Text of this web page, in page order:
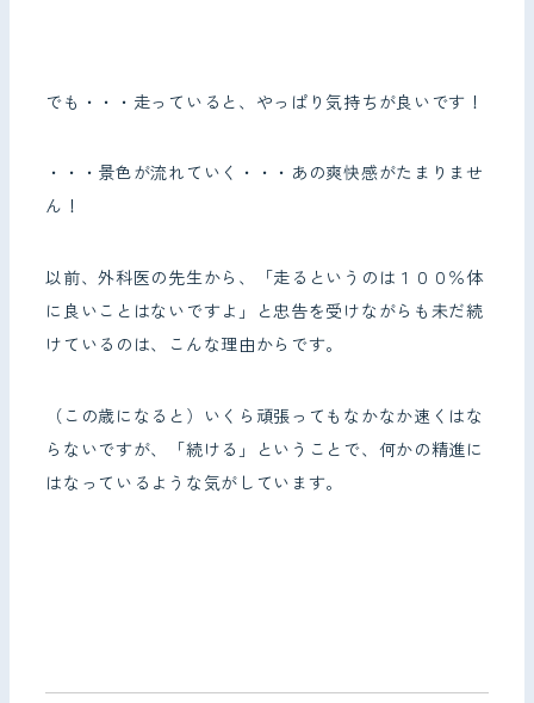
でも・・・走っていると、やっぱり気持ちが良いです！
・・・景色が流れていく・・・あの爽快感がたまりませ
ん！
以前、外科医の先生から、「走るというのは１００％体
に良いことはないですよ」と忠告を受けながらも未だ続
けているのは、こんな理由からです。
（この歳になると）いくら頑張ってもなかなか速くはな
らないですが、「続ける」ということで、何かの精進に
はなっているような気がしています。